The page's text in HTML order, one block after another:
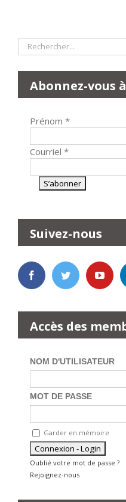
Rechercher:
Abonnez-vous
Prénom *
Courriel *
Suivez-nous
Accès des
NOM D'UTILISATEUR
MOT DE PASSE
Garder en mémoire
Oublié votre mot de passe ?
Rejoignez-nous